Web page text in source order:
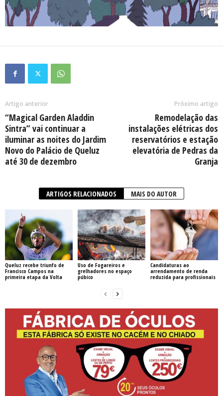
Artigo anterior
“Magical Garden Aladdin
Sintra” vai continuar a
iluminar as noites do Jardim
Novo do Palácio de Queluz
até 30 de dezembro
Próximo artigo
Remodelação das
instalações elétricas dos
reservatórios e estação
elevatória de Pedras da
Granja
ARTIGOS RELACIONADOS MAIS DO AUTOR
Queluz recebe triunfo de
Francisco Campos na
primeira etapa da Volta
Uso de Fogareiros e
grelhadores no espaço
púbico
Candidaturas ao
arrendamento de renda
reduzida para profissionais